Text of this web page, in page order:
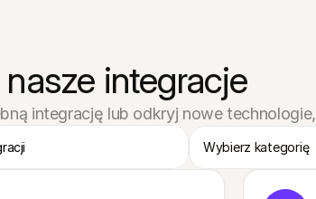
nasze integracje
integrację lub odkryj nowe
Wybierz kategorię